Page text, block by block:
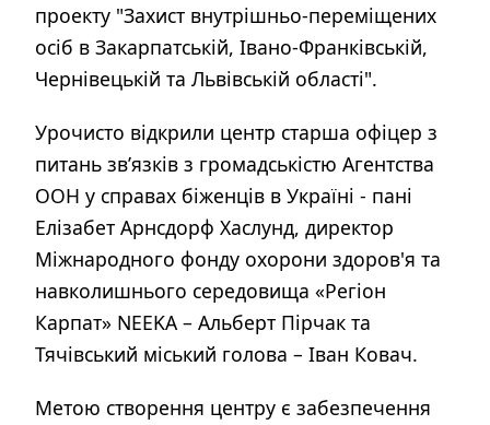
проекту "Захист внутрішньо-переміщених
осіб в Закарпатській, Івано-Франківській,
Чернівецькій та Львівській області".
Урочисто відкрили центр старша офіцер з
питань зв’язків з громадськістю Агентства
ООН у справах біженців в Україні - пані
Елізабет Арнсдорф Хаслунд, директор
Міжнародного фонду охорони здоров'я та
навколишнього середовища «Регіон
Карпат» NEEKA – Альберт Пірчак та
Тячівський міський голова – Іван Ковач.
Метою створення центру є забезпечення